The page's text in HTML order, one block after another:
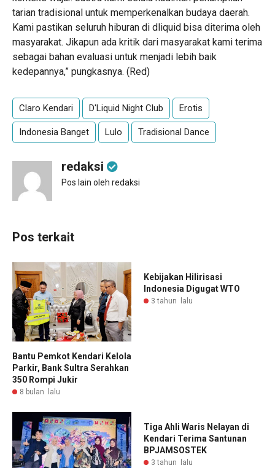
tarian tradisional untuk memperkenalkan budaya daerah.
Kami pastikan seluruh hiburan di dliquid bisa diterima oleh
masyarakat. Jikapun ada kritik dari masyarakat kami terima
sebagai bahan evaluasi untuk menjadi lebih baik
kedepannya,” pungkasnya. (Red)
Claro Kendari D'Liquid Night Club Erotis
Indonesia Banget Lulo Tradisional Dance
redaksi
Pos lain oleh redaksi
Pos terkait
Bantu Pemkot Kendari Kelola
Parkir, Bank Sultra Serahkan
350 Rompi Jukir
8 bulan lalu
Kebijakan Hilirisasi
Indonesia Digugat WTO
3 tahun lalu
Tiga Ahli Waris Nelayan di
Kendari Terima Santunan
BPJAMSOSTEK
3 tahun lalu